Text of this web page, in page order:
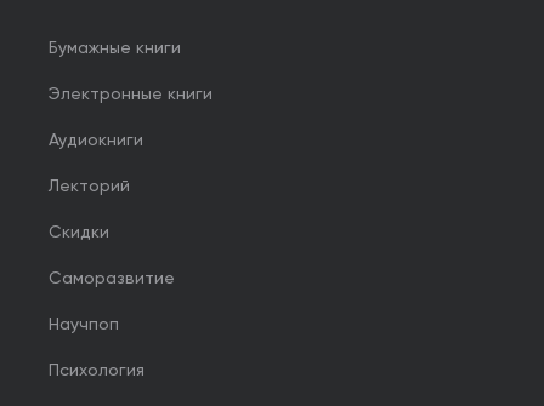
Бумажные книги
Электронные книги
Аудиокниги
Лекторий
Скидки
Саморазвитие
Научпоп
Психология